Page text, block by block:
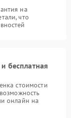
на
что
бесплатная
стоимости
онлайн на